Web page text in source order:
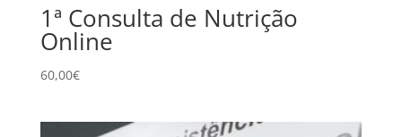
1ª Consulta de Nutrição
Online
60,00€